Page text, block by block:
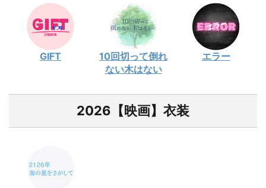
GIFT
10回切って倒れ
ない木はない
エラー
2026【映画】衣装